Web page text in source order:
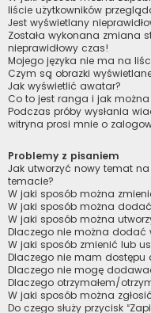
liście użytkowników
Jest wyświetlany
Została wykonana zmiana
nieprawidłowy czas!
Mojego języka nie ma na
Czym są obrazki
Jak wyświetlić awatar?
Co to jest ranga i jak
Podczas próby wysłania
witryna prosi mnie o
Problemy z pisaniem
Jak utworzyć nowy temat
temacie?
W jaki sposób można
W jaki sposób można
W jaki sposób można
Dlaczego nie można dodać
W jaki sposób zmienić lub
Dlaczego nie mam dostępu
Dlaczego nie mogę
Dlaczego otrzymałem/
W jaki sposób można
Do czego służy przycisk